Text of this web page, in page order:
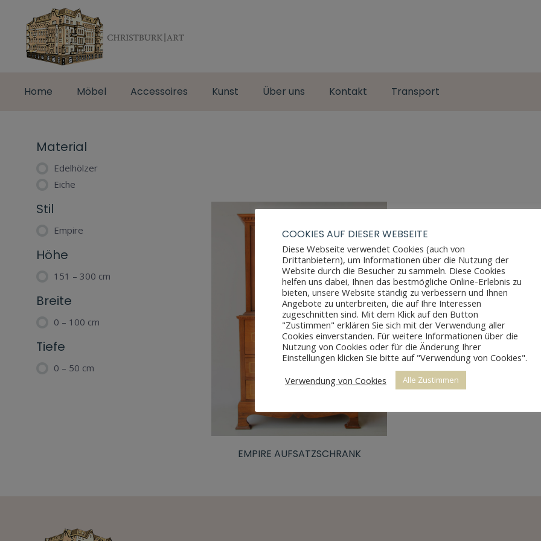
Home Möbel Accessoires Kunst Über uns Kontakt Transport
EMPIRE AUFSATZSCHRANK
Material
Edelhölzer
Eiche
Stil
Empire
Höhe
151 – 300 cm
Breite
0 – 100 cm
Tiefe
0 – 50 cm
COOKIES AUF DIESER WEBSEITE
Diese Webseite verwendet Cookies (auch von
Drittanbietern), um Informationen über die Nutzung der
Website durch die Besucher zu sammeln. Diese Cookies
helfen uns dabei, Ihnen das bestmögliche Online-Erlebnis zu
bieten, unsere Website ständig zu verbessern und Ihnen
Angebote zu unterbreiten, die auf Ihre Interessen
zugeschnitten sind. Mit dem Klick auf den Button
"Zustimmen" erklären Sie sich mit der Verwendung aller
Cookies einverstanden. Für weitere Informationen über die
Nutzung von Cookies oder für die Änderung Ihrer
Einstellungen klicken Sie bitte auf "Verwendung von Cookies".
Verwendung von Cookies
Alle Zustimmen